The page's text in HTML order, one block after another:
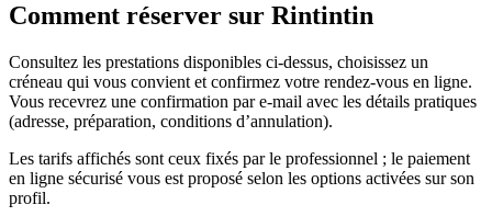
Comment réserver sur Rintintin
Consultez les prestations disponibles ci-dessus, choisissez un
créneau qui vous convient et confirmez votre rendez-vous en ligne.
Vous recevrez une confirmation par e-mail avec les détails pratiques
(adresse, préparation, conditions d’annulation).
Les tarifs affichés sont ceux fixés par le professionnel ; le paiement
en ligne sécurisé vous est proposé selon les options activées sur son
profil.